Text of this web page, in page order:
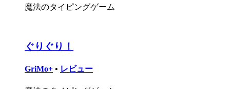
魔法のタイピングゲーム
ぐりぐり！
GriMo+ • レビュー